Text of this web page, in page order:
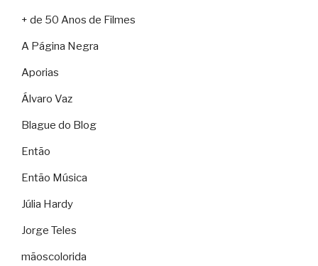
+ de 50 Anos de Filmes
A Página Negra
Aporias
Álvaro Vaz
Blague do Blog
Então
Então Música
Júlia Hardy
Jorge Teles
mãoscolorida